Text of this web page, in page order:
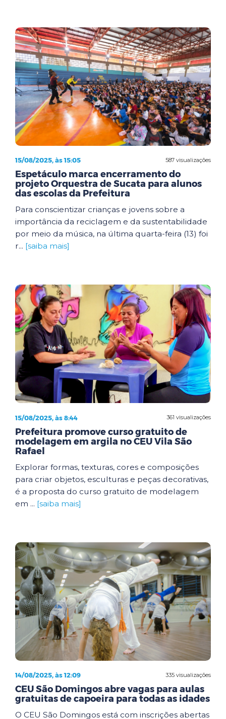
587 visualizações
15/08/2025, às 15:05
Espetáculo marca encerramento do
projeto Orquestra de Sucata para alunos
das escolas da Prefeitura
Para conscientizar crianças e jovens sobre a
importância da reciclagem e da sustentabilidade
por meio da música, na última quarta-feira (13) foi
r... [saiba mais]
361 visualizações
15/08/2025, às 8:44
Prefeitura promove curso gratuito de
modelagem em argila no CEU Vila São
Rafael
Explorar formas, texturas, cores e composições
para criar objetos, esculturas e peças decorativas,
é a proposta do curso gratuito de modelagem
em ... [saiba mais]
335 visualizações
14/08/2025, às 12:09
CEU São Domingos abre vagas para aulas
gratuitas de capoeira para todas as idades
O CEU São Domingos está com inscrições abertas